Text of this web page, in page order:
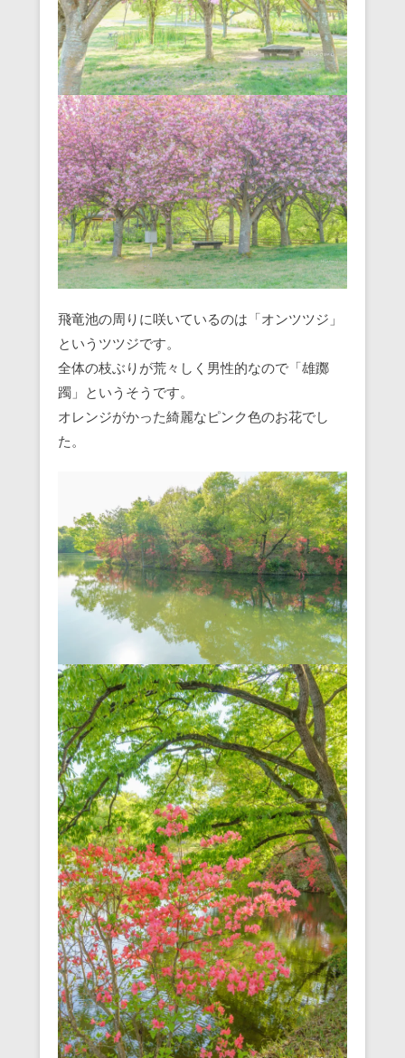
飛竜池の周りに咲いているのは「オンツツジ」
というツツジです。
全体の枝ぶりが荒々しく男性的なので「雄躑
躅」というそうです。
オレンジがかった綺麗なピンク色のお花でし
た。